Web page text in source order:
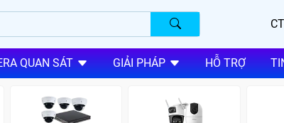
QUAN SÁT GIẢI PHÁP HỖ TRỢ